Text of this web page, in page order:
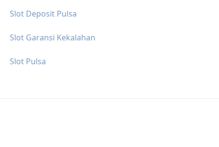
Slot Deposit Pulsa
Slot Garansi Kekalahan
Slot Pulsa